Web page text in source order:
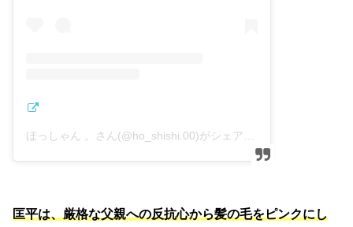
匡平は、厳格な父親への反抗心から髪の毛をピンクにし